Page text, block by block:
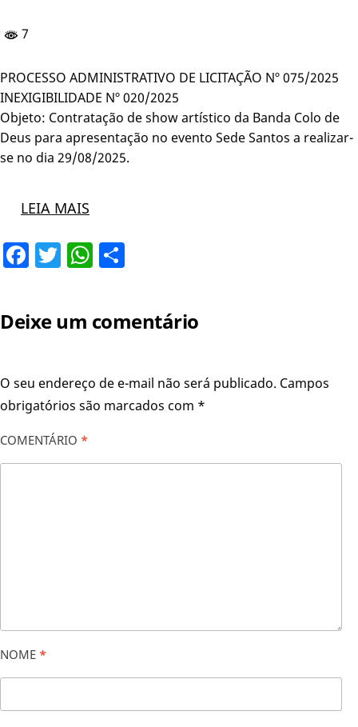
7
PROCESSO ADMINISTRATIVO DE LICITAÇÃO Nº 075/2025
INEXIGIBILIDADE Nº 020/2025
Objeto: Contratação de show artístico da Banda Colo de
Deus para apresentação no evento Sede Santos a realizar-
se no dia 29/08/2025.
LEIA MAIS
Facebook
TwitterWhatsApp
Deixe um comentário
O seu endereço de e-mail não será publicado. Campos
obrigatórios são marcados com *
COMENTÁRIO *
NOME *